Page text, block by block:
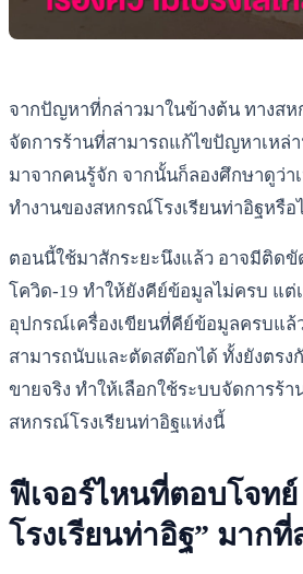
จากปัญหาที่กล่าวมาในข้างต้น ทางส
จัดการร้านที่สามารถแก้ไขปัญหาเหล่
มาจากคนรู้จัก จากนั้นก็ลองศึกษาดูว่า
ทำงานของสหกรณ์โรงเรียนท่าอิฐหรือ
ตอนนี้ใช้มาสักระยะนึงแล้ว อาจมีติด
โควิด-19 ทำให้ยังคีย์ข้อมูลไม่ครบ แต่
อุปกรณ์เครื่องเขียนที่คีย์ข้อมูลครบแล้
สามารถนับและตัดสต๊อกได้ ทั้งยังตร
ขายจริง ทำให้เลือกใช้ระบบจัดการร้า
สหกรณ์โรงเรียนท่าอิฐแห่งนี้
ฟีเจอร์ไหนที่ตอบโจท
โรงเรียนท่าอิฐ” มากที่